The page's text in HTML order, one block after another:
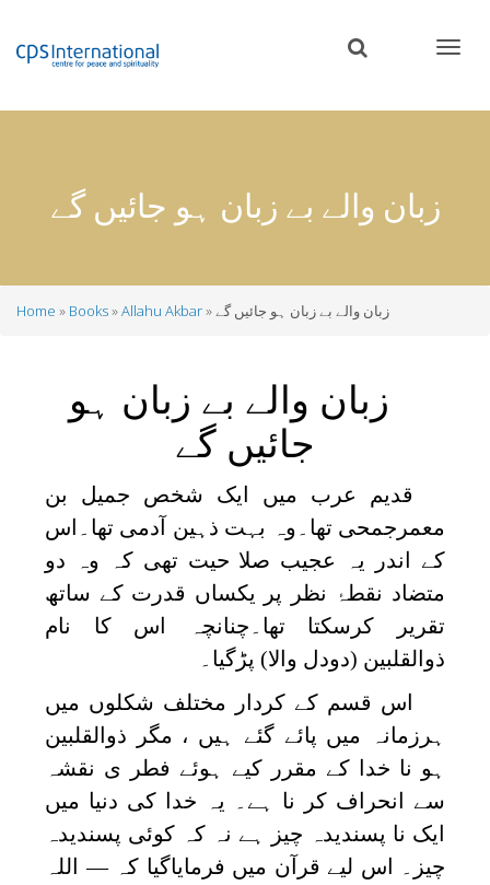
content
زبان والے بے زبان ہو جائیں گے
Home Books Allahu Akbar زبان والے بے زبان ہو جائیں گے
زبان والے بے زبان ہو
جائیں گے
قدیم عرب میں ایک شخص جمیل بن
معمرجمحی تھا۔وہ بہت ذہین آدمی تھا۔اس
کے اندر یہ عجیب صلا حیت تھی کہ وہ دو
متضاد نقطۂ نظر پر یکساں قدرت کے ساتھ
تقریر کرسکتا تھا۔چنانچہ اس کا نام
ذوالقلبین (دودل والا) پڑگیا۔
اس قسم کے کردار مختلف شکلوں میں
ہرزمانہ میں پائے گئے ہیں ، مگر ذوالقلبین
ہو نا خدا کے مقرر کیے ہوئے فطر ی نقشہ
سے انحراف کر نا ہے۔ یہ خدا کی دنیا میں
ایک نا پسندیدہ چیز ہے نہ کہ کوئی پسندیدہ
چیز۔ اس لیے قرآن میں فرمایاگیا کہ — اللہ